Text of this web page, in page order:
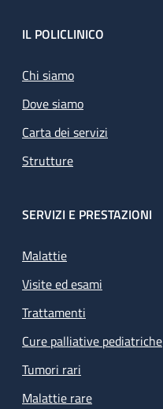
Footer
IL POLICLINICO
Chi siamo
Dove siamo
Carta dei servizi
Strutture
SERVIZI E PRESTAZIONI
Malattie
Visite ed esami
Trattamenti
Cure palliative pediatriche
Tumori rari
Malattie rare